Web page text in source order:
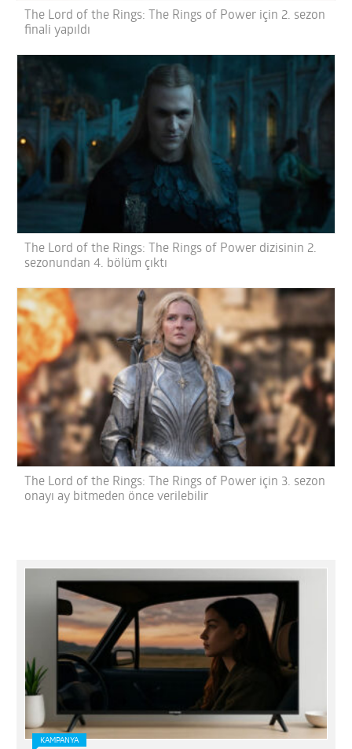
The Lord of the Rings: The Rings of Power için 2. sezon
finali yapıldı
The Lord of the Rings: The Rings of Power dizisinin 2.
sezonundan 4. bölüm çıktı
The Lord of the Rings: The Rings of Power için 3. sezon
onayı ay bitmeden önce verilebilir
KAMPANYA